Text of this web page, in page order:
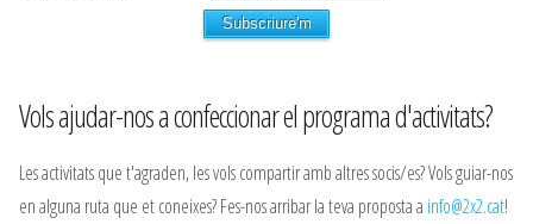
Vols ajudar-nos a confeccionar el programa d'activitats?
Les activitats que t'agraden, les vols compartir amb altres socis/es? Vols guiar-nos
en alguna ruta que et coneixes? Fes-nos arribar la teva proposta a info@2x2.cat!